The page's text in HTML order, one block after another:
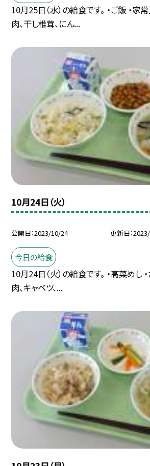
10月25日（水）の給食です。 ・ご飯 ・家
肉、干し椎茸、にん...
10月24日（火）
公開日 2023/10/24 更新日
今日の給食
10月24日（火）の給食です。 ・高菜めし
肉、キャベツ、...